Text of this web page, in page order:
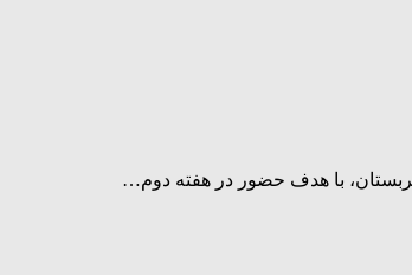
با هدف حضور در هفته دوم…